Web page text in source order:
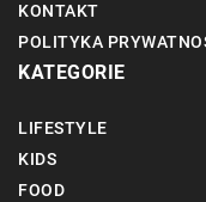
KONTAKT
POLITYKA
KATEGORIE
LIFESTYLE
KIDS
FOOD